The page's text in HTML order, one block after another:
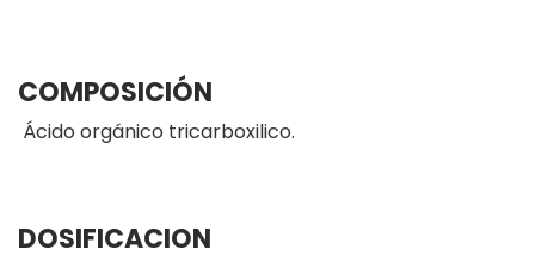
COMPOSICIÓN
Ácido orgánico tricarboxilico.
DOSIFICACION